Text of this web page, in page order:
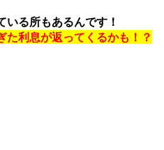
る所もあるんです！
た利息が返ってくるかも！？